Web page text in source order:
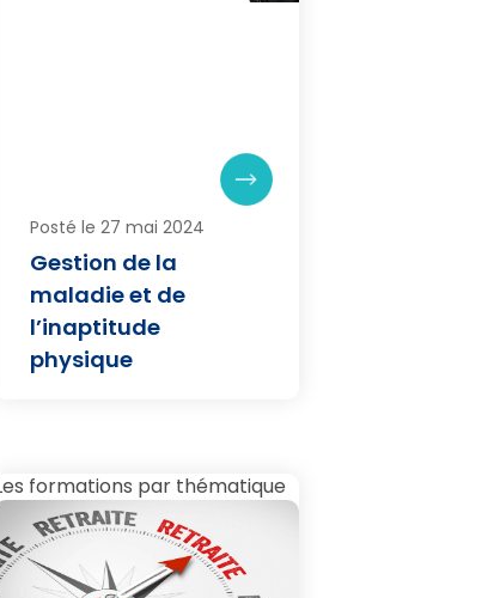
Posté le 27 mai 2024
Gestion de la
maladie et de
l’inaptitude
physique
formations par thématique